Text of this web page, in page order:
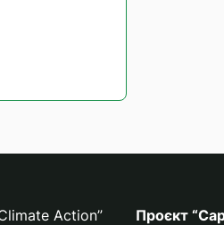
Action”
Проєкт